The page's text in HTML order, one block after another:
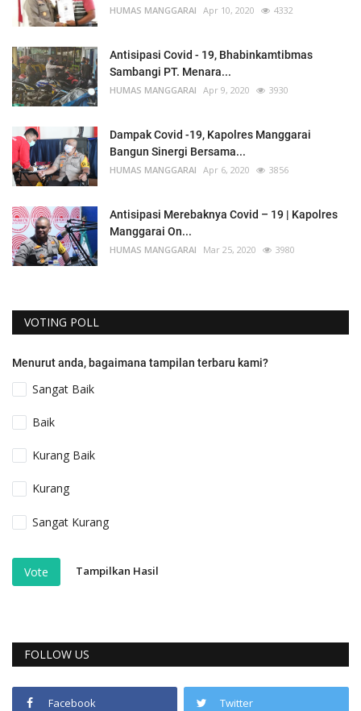
HUMAS MANGGARAI Apr 10, 2020 4332
Antisipasi Covid - 19, Bhabinkamtibmas
Sambangi PT. Menara...
HUMAS MANGGARAI Apr 9, 2020 3930
Dampak Covid -19, Kapolres Manggarai
Bangun Sinergi Bersama...
HUMAS MANGGARAI Apr 6, 2020 3856
Antisipasi Merebaknya Covid – 19 | Kapolres
Manggarai On...
HUMAS MANGGARAI Mar 25, 2020 3980
VOTING POLL
Menurut anda, bagaimana tampilan terbaru kami?
Sangat Baik
Baik
Kurang Baik
Kurang
Sangat Kurang
Vote Tampilkan Hasil
FOLLOW US
Facebook Twitter